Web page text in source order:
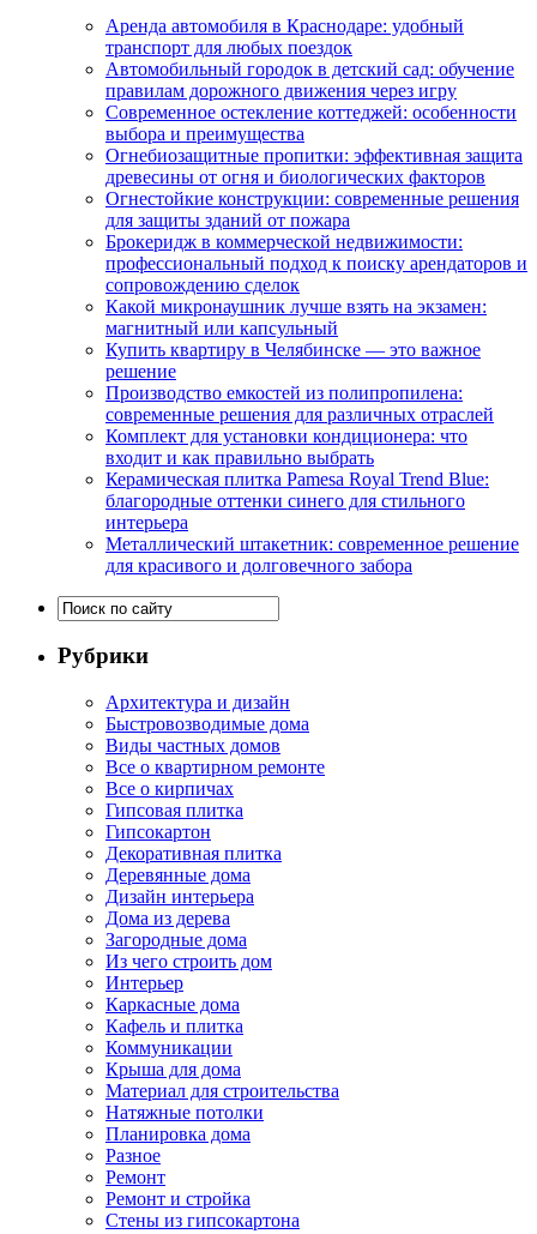
Аренда автомобиля в Краснодаре: удобный
транспорт для любых поездок
Автомобильный городок в детский сад: обучение
правилам дорожного движения через игру
Современное остекление коттеджей: особенности
выбора и преимущества
Огнебиозащитные пропитки: эффективная защита
древесины от огня и биологических факторов
Огнестойкие конструкции: современные решения
для защиты зданий от пожара
Брокеридж в коммерческой недвижимости:
профессиональный подход к поиску арендаторов и
сопровождению сделок
Какой микронаушник лучше взять на экзамен:
магнитный или капсульный
Купить квартиру в Челябинске — это важное
решение
Производство емкостей из полипропилена:
современные решения для различных отраслей
Комплект для установки кондиционера: что
входит и как правильно выбрать
Керамическая плитка Pamesa Royal Trend Blue:
благородные оттенки синего для стильного
интерьера
Металлический штакетник: современное решение
для красивого и долговечного забора
Рубрики
Архитектура и дизайн
Быстровозводимые дома
Виды частных домов
Все о квартирном ремонте
Все о кирпичах
Гипсовая плитка
Гипсокартон
Декоративная плитка
Деревянные дома
Дизайн интерьера
Дома из дерева
Загородные дома
Из чего строить дом
Интерьер
Каркасные дома
Кафель и плитка
Коммуникации
Крыша для дома
Материал для строительства
Натяжные потолки
Планировка дома
Разное
Ремонт
Ремонт и стройка
Стены из гипсокартона